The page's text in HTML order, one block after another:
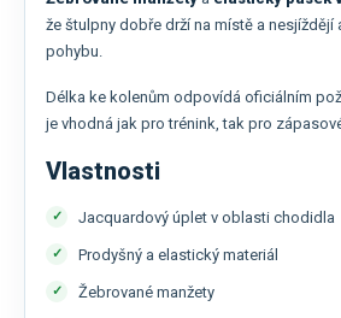
že štulpny dobře drží na místě a nesjíždějí
pohybu.
Délka ke kolenům odpovídá oficiálním
je vhodná jak pro trénink, tak pro
Vlastnosti
Jacquardový úplet v oblasti chodidla
Prodyšný a elastický materiál
Žebrované manžety